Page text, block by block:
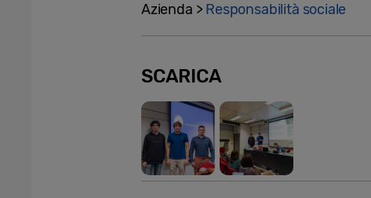
Azienda > Responsabilità sociale
SCARICA